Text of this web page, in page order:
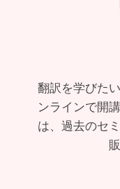
翻訳を学びた
ンラインで開
は、過去のセ